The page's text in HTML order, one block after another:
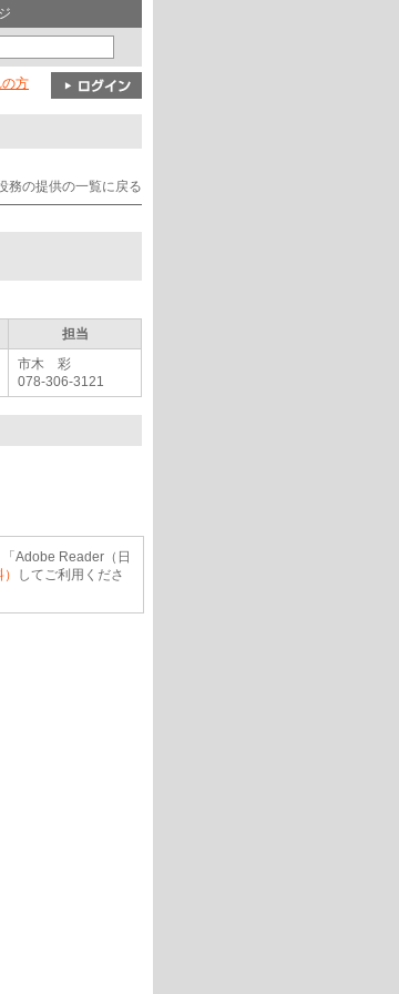
の方
務の提供の一覧に戻る
担当
市木 彩
078-306-3121
Adobe Reader（日
してご利用くださ